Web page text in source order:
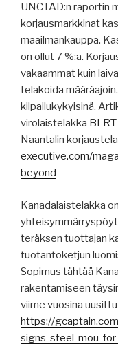
UNCTAD:n raportin
korjausmarkkinat
maailmankauppa.
on ollut 7 %:a.
vakaammat kuin
telakoida
kilpailukykyisinä.
virolaistelakka BLRT
Naantalin
executive.com/
beyond
Kanadalaistelakka
teräksen tuottajan
tuotantoketjun
Sopimus tähtää
rakentamiseen
viime vuosina
https://
signs-steel-mou-